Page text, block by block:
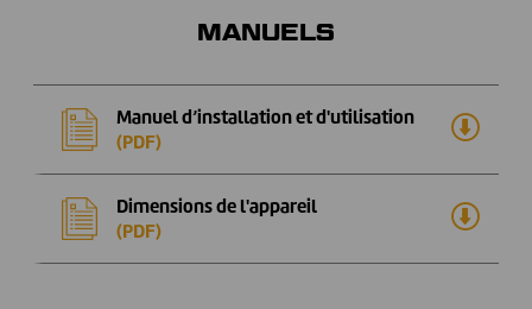
MANUELS
Manuel d’installation et d'utilisation
(PDF)
Dimensions de l'appareil
(PDF)